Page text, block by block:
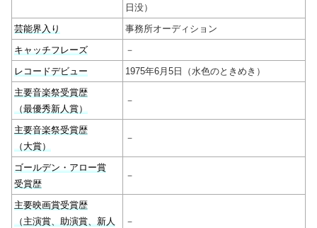
日没）
芸能界入り
事務所オーディション
キャッチフレーズ
－
レコードデビュー
1975年6月5日（水色のときめき）
主要音楽祭受賞歴
（最優秀新人賞）
－
主要音楽祭受賞歴
（大賞）
－
ゴールデン・アロー賞
受賞歴
－
主要映画賞受賞歴
（主演賞、助演賞、新人
－